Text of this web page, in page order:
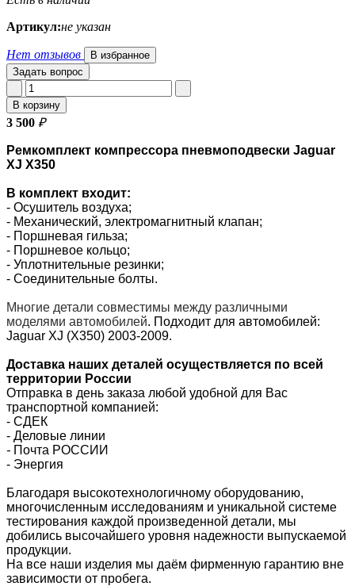
Артикул:не указан
Нет отзывов
В избранное
Задать вопрос
В корзину
3 500 ₽
Ремкомплект компрессора пневмоподвески Jaguar
XJ X350
В комплект входит:
- Осушитель воздуха;
- Механический, электромагнитный клапан;
- Поршневая гильза;
- Поршневое кольцо;
- Уплотнительные резинки;
- Соединительные болты.
Многие детали совместимы между различными
моделями автомобилей. Подходит для автомобилей:
Jaguar XJ (X350) 2003-2009.
Доставка наших деталей осуществляется по всей
территории России
Отправка в день заказа любой удобной для Вас
транспортной компанией:
- СДЕК
- Деловые линии
- Почта РОССИИ
- Энергия
Благодаря высокотехнологичному оборудованию,
многочисленным исследованиям и уникальной системе
тестирования каждой произведенной детали, мы
добились высочайшего уровня надежности выпускаемой
продукции.
На все наши изделия мы даём фирменную гарантию вне
зависимости от пробега.